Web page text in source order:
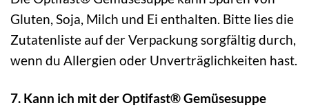
Gluten, Soja, Milch und Ei enthalten. Bitte lies die
Zutatenliste auf der Verpackung sorgfältig durch,
wenn du Allergien oder Unverträglichkeiten hast.
7. Kann ich mit der Optifast® Gemüsesuppe